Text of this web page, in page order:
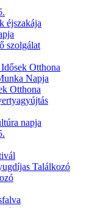
éjszakája
szolgálat
Otthona
Napja
Otthona
napja
Találkozó